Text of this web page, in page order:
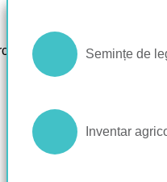
Cereale
Floarea
Semințe
Fertilizanți
Prelucrarea
Semănători
Semințe de
Inventar